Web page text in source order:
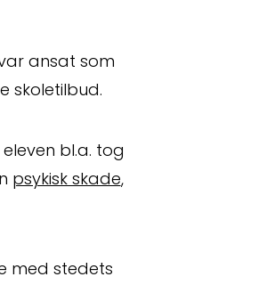
ansat som
skoletilbud.
bl.a. tog
psykisk skade,
med stedets